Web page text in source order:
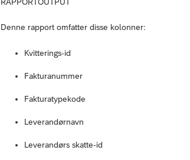
Denne rapport omfatter disse kolonner:
Kvitterings-id
Fakturanummer
Fakturatypekode
Leverandørnavn
Leverandørs skatte-id